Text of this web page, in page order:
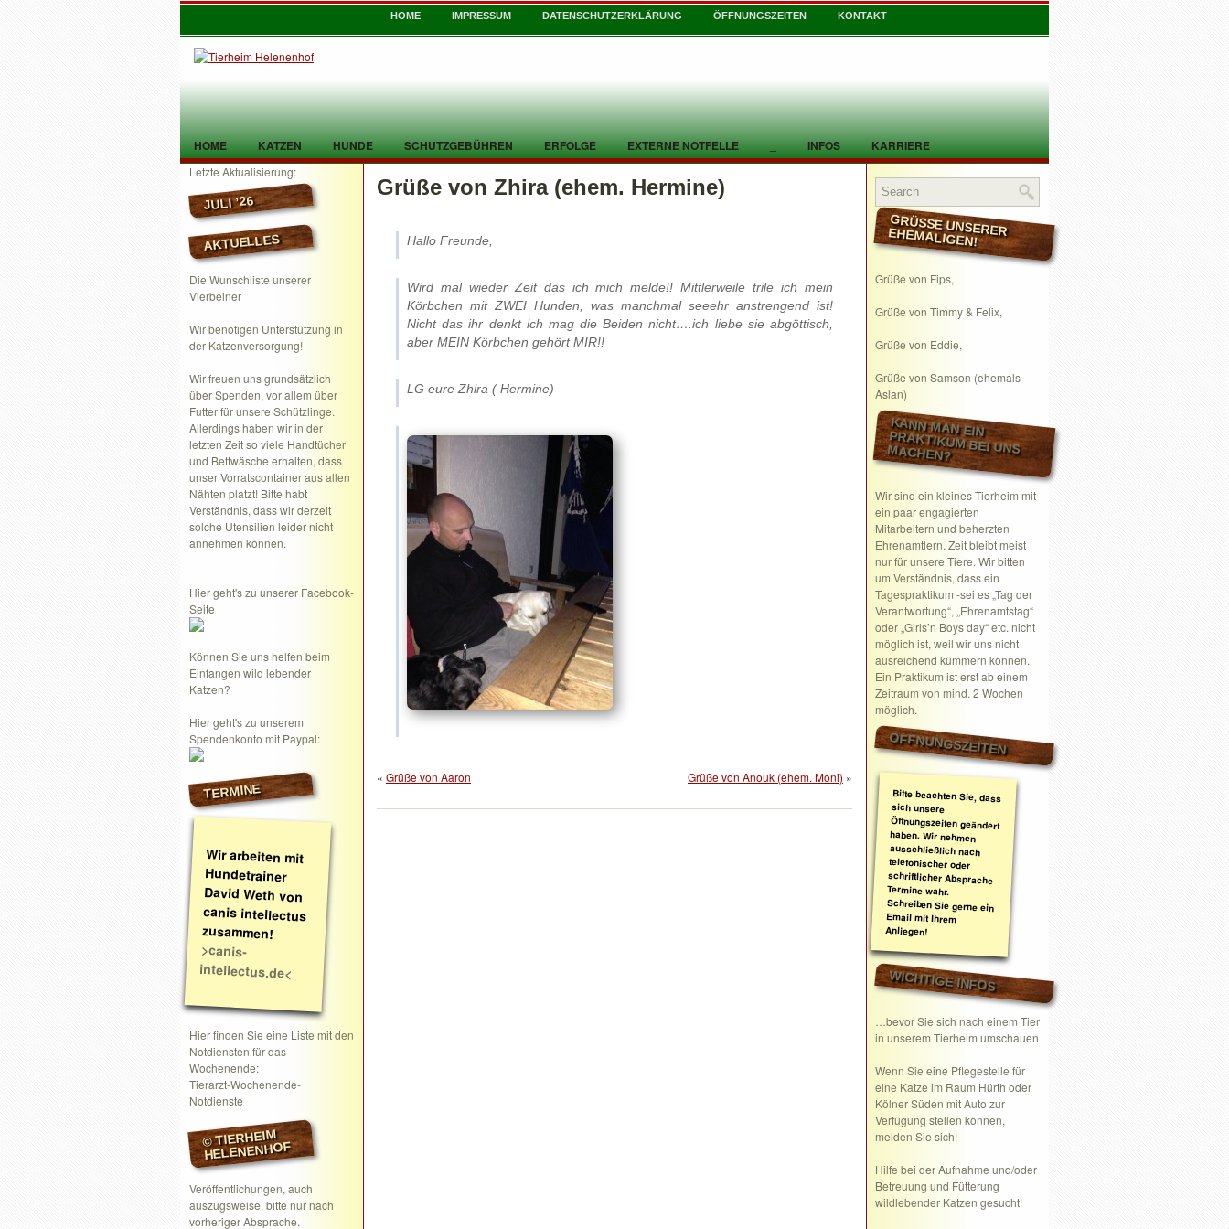
HOME IMPRESSUM DATENSCHUTZERKLÄRUNG ÖFFNUNGSZEITEN KONTAKT
HOME KATZEN HUNDE SCHUTZGEBÜHREN ERFOLGE EXTERNE NOTFELLE _ INFOS KARRIERE
TIER GEFUNDEN KONTAKT
Letzte Aktualisierung:
JULI ’26
AKTUELLES
Die Wunschliste unserer
Vierbeiner
Wir benötigen Unterstützung in
der Katzenversorgung!
Wir freuen uns grundsätzlich
über Spenden, vor allem über
Futter für unsere Schützlinge.
Allerdings haben wir in der
letzten Zeit so viele Handtücher
und Bettwäsche erhalten, dass
unser Vorratscontainer aus allen
Nähten platzt! Bitte habt
Verständnis, dass wir derzeit
solche Utensilien leider nicht
annehmen können.
Hier geht's zu unserer Facebook-
Seite
Können Sie uns helfen beim
Einfangen wild lebender
Katzen?
Hier geht's zu unserem
Spendenkonto mit Paypal:
TERMINE
Wir arbeiten mit
Hundetrainer
David Weth von
canis intellectus
zusammen!
>canis-
intellectus.de<
Hier finden Sie eine Liste mit den
Notdiensten für das
Wochenende:
Tierarzt-Wochenende-
Notdienste
© TIERHEIM
HELENENHOF
Veröffentlichungen, auch
auszugsweise, bitte nur nach
vorheriger Absprache.
Grüße von Zhira (ehem. Hermine)
Hallo Freunde,
Wird mal wieder Zeit das ich mich melde!! Mittlerweile trile ich mein
Körbchen mit ZWEI Hunden, was manchmal seeehr anstrengend ist!
Nicht das ihr denkt ich mag die Beiden nicht….ich liebe sie abgöttisch,
aber MEIN Körbchen gehört MIR!!
LG eure Zhira ( Hermine)
« Grüße von Aaron Grüße von Anouk (ehem. Moni) »
GRÜSSE UNSERER EHEMALIGEN!
Grüße von Fips,
Grüße von Timmy & Felix,
Grüße von Eddie,
Grüße von Samson (ehemals
Aslan)
KANN MAN EIN
PRAKTIKUM BEI UNS MACHEN?
Wir sind ein kleines Tierheim mit
ein paar engagierten
Mitarbeitern und beherzten
Ehrenamtlern. Zeit bleibt meist
nur für unsere Tiere. Wir bitten
um Verständnis, dass ein
Tagespraktikum -sei es „Tag der
Verantwortung“, „Ehrenamtstag“
oder „Girls’n Boys day“ etc. nicht
möglich ist, weil wir uns nicht
ausreichend kümmern können.
Ein Praktikum ist erst ab einem
Zeitraum von mind. 2 Wochen
möglich.
ÖFFNUNGSZEITEN
Bitte beachten Sie, dass
sich unsere
Öffnungszeiten geändert
haben. Wir nehmen
ausschließlich nach
telefonischer oder
schriftlicher Absprache
Termine wahr.
Schreiben Sie gerne ein
Email mit Ihrem
Anliegen!
WICHTIGE INFOS
…bevor Sie sich nach einem Tier
in unserem Tierheim umschauen
Wenn Sie eine Pflegestelle für
eine Katze im Raum Hürth oder
Kölner Süden mit Auto zur
Verfügung stellen können,
melden Sie sich!
Hilfe bei der Aufnahme und/oder
Betreuung und Fütterung
wildlebender Katzen gesucht!